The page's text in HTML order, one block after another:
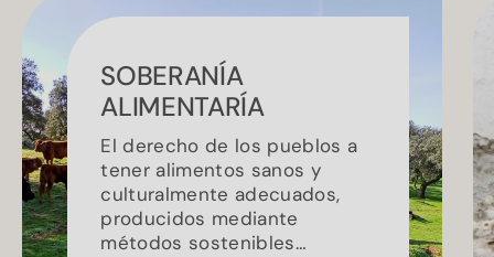
SOBERANÍA
ALIMENTARÍA
El derecho de los pueblos a
tener alimentos sanos y
culturalmente adecuados,
producidos mediante
métodos sostenibles…